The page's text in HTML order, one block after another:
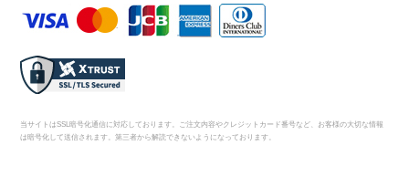
当サイトはSSL暗号化通信に対応しております。ご注文内容やクレジットカード番号など、お客様の大切な情報
は暗号化して送信されます。第三者から解読できないようになっております。